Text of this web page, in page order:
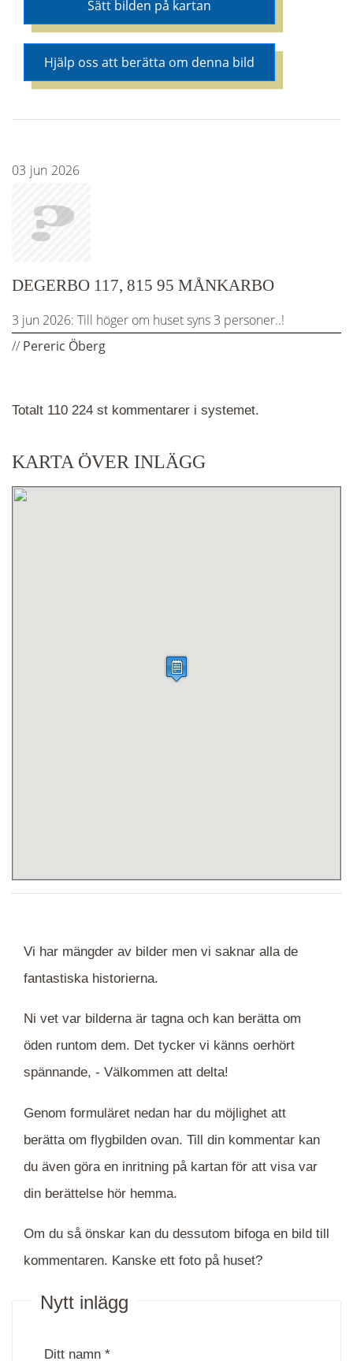
Sätt bilden på kartan
Hjälp oss att berätta om denna bild
Totalt 110 224 st kommentarer i systemet.
KARTA ÖVER INLÄGG
03 jun 2026
DEGERBO 117, 815 95 MÅNKARBO
3 jun 2026: Till höger om huset syns 3 personer..!
// Pereric Öberg
Vi har mängder av bilder men vi saknar alla de
fantastiska historierna.
Ni vet var bilderna är tagna och kan berätta om
öden runtom dem. Det tycker vi känns oerhört
spännande, - Välkommen att delta!
Genom formuläret nedan har du möjlighet att
berätta om flygbilden ovan. Till din kommentar kan
du även göra en inritning på kartan för att visa var
din berättelse hör hemma.
Om du så önskar kan du dessutom bifoga en bild till
kommentaren. Kanske ett foto på huset?
Nytt inlägg
Ditt namn *